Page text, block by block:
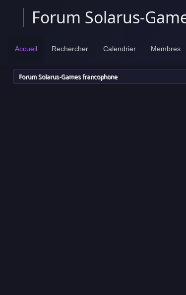
Forum Solarus-
Accueil Rechercher Calendrier Membres
Forum Solarus-Games francophone